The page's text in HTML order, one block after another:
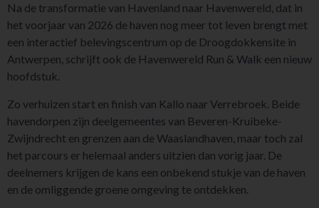
Na de transformatie van Havenland naar Havenwereld, dat in
het voorjaar van 2026 de haven nog meer tot leven brengt met
een interactief belevingscentrum op de Droogdokkensite in
Antwerpen, schrijft ook de Havenwereld Run & Walk een nieuw
hoofdstuk.
Zo verhuizen start en finish van Kallo naar Verrebroek. Beide
havendorpen zijn deelgemeentes van Beveren-Kruibeke-
Zwijndrecht en grenzen aan de Waaslandhaven, maar toch zal
het parcours er helemaal anders uitzien dan vorig jaar. De
deelnemers krijgen de kans een onbekend stukje van de haven
en de omliggende groene omgeving te ontdekken.